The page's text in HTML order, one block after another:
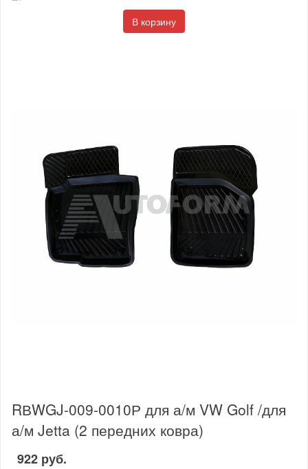
В корзину
RВWGJ-009-0010Р для а/м VW Golf /для
а/м Jetta (2 передних ковра)
922 руб.